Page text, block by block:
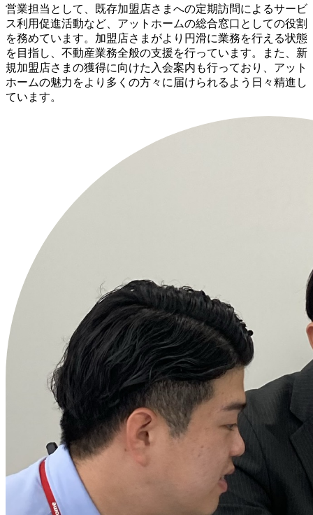
営業担当として、既存加盟店さまへの定期訪問によるサービ
ス利用促進活動など、アットホームの総合窓口としての役割
を務めています。加盟店さまがより円滑に業務を行える状態
を目指し、不動産業務全般の支援を行っています。また、新
規加盟店さまの獲得に向けた入会案内も行っており、アット
ホームの魅力をより多くの方々に届けられるよう日々精進し
ています。